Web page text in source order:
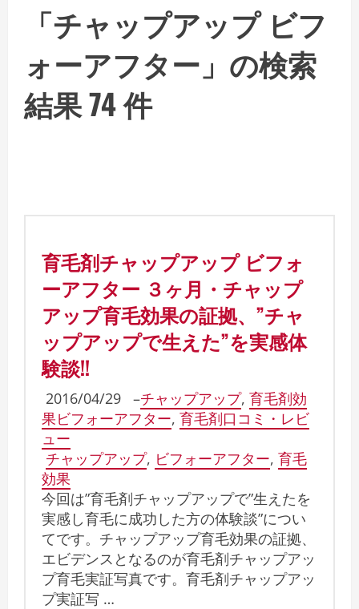
「チャップアップ ビフ
ォーアフター」の検索
結果 74 件
育毛剤チャップアップ ビフォ
ーアフター ３ヶ月・チャップ
アップ育毛効果の証拠、”チャ
ップアップで生えた”を実感体
験談!!
2016/04/29 –チャップアップ, 育毛剤効
果ビフォーアフター, 育毛剤口コミ・レビ
ュー
チャップアップ, ビフォーアフター, 育毛
効果
今回は”育毛剤チャップアップで”生えたを
実感し育毛に成功した方の体験談”につい
てです。チャップアップ育毛効果の証拠、
エビデンスとなるのが育毛剤チャップアッ
プ育毛実証写真です。育毛剤チャップアッ
プ実証写 …